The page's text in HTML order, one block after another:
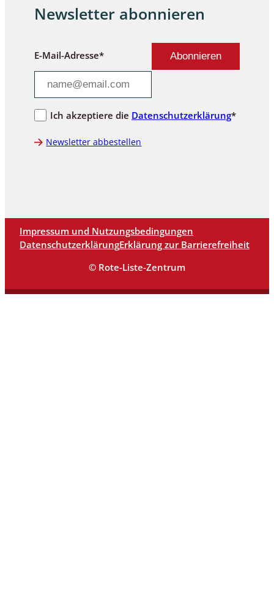
Newsletter abonnieren
E-Mail-Adresse*
Ich akzeptiere die Datenschutzerklärung*
Newsletter abbestellen
Impressum und Nutzungsbedingungen
DatenschutzerklärungErklärung zur Barrierefreiheit
© Rote-Liste-Zentrum